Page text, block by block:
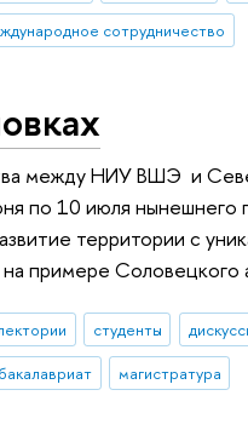
сотрудничество
между НИУ ВШЭ и
по 10 июля нынешнего
территории с
примере Соловецкого
студенты
бакалавриат магистратура